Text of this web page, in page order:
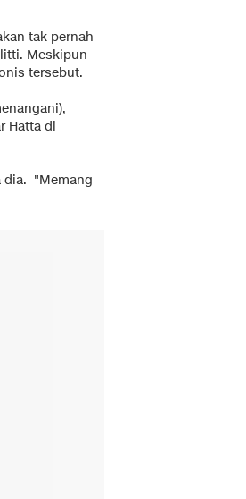
tak pernah
Meskipun
tersebut.
Hatta di
dia. "Memang